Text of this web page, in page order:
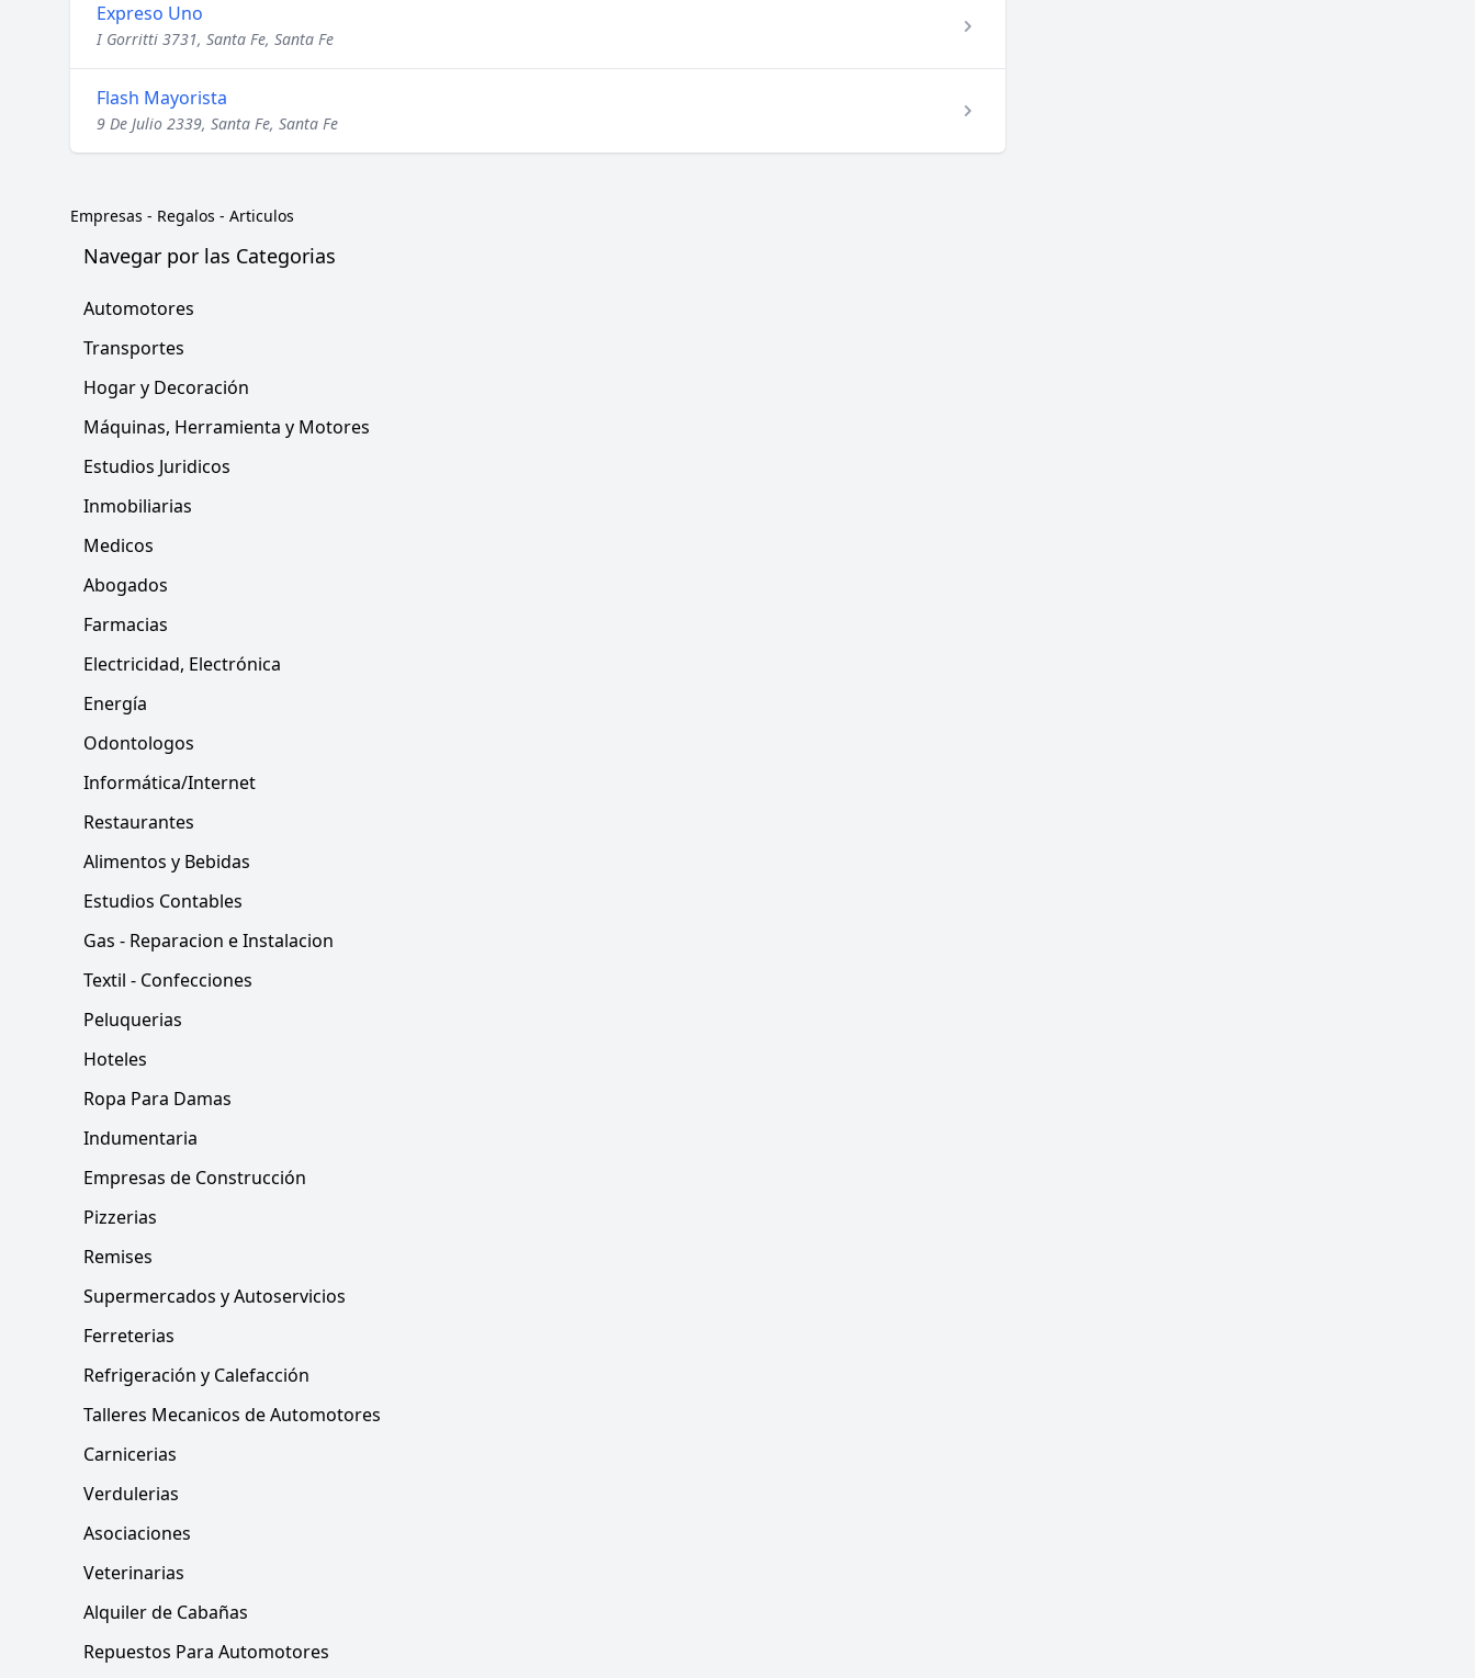
Expreso Uno
I Gorritti 3731, Santa Fe, Santa Fe
Flash Mayorista
9 De Julio 2339, Santa Fe, Santa Fe
Empresas - Regalos - Articulos
Navegar por las Categorias
Automotores
Transportes
Hogar y Decoración
Máquinas, Herramienta y Motores
Estudios Juridicos
Inmobiliarias
Medicos
Abogados
Farmacias
Electricidad, Electrónica
Energía
Odontologos
Informática/Internet
Restaurantes
Alimentos y Bebidas
Estudios Contables
Gas - Reparacion e Instalacion
Textil - Confecciones
Peluquerias
Hoteles
Ropa Para Damas
Indumentaria
Empresas de Construcción
Pizzerias
Remises
Supermercados y Autoservicios
Ferreterias
Refrigeración y Calefacción
Talleres Mecanicos de Automotores
Carnicerias
Verdulerias
Asociaciones
Veterinarias
Alquiler de Cabañas
Repuestos Para Automotores